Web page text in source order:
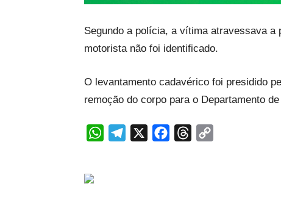
Segundo a polícia, a vítima atravessava a
motorista não foi identificado.
O levantamento cadavérico foi presidido
remoção do corpo para o Departamento
WhatsAppTelegram FacebookThreads